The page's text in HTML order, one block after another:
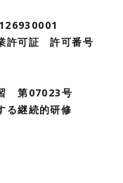
許可証 許可番号
第07023号
る継続的研修